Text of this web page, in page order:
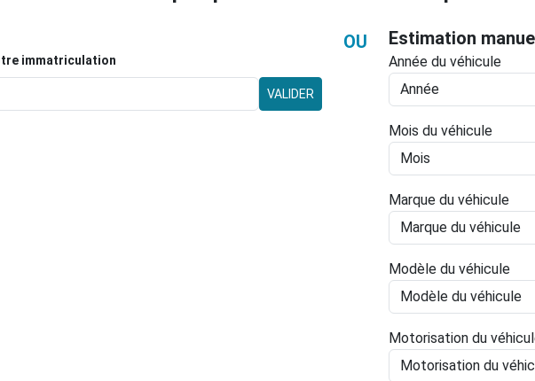
immatriculation
VALIDER
OU Estimation
Année du véhicule
Mois du véhicule
Marque du véhicule
Modèle du véhicule
Motorisation du